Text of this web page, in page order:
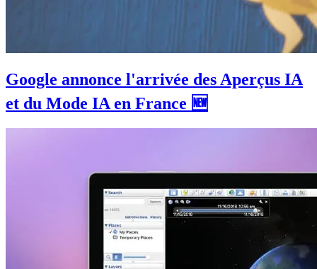
Google annonce l'arrivée des Aperçus IA
et du Mode IA en France 🆕